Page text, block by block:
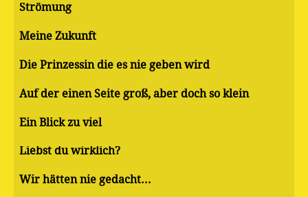
Strömung
Meine Zukunft
Die Prinzessin die es nie geben wird
Auf der einen Seite groß, aber doch so klein
Ein Blick zu viel
Liebst du wirklich?
Wir hätten nie gedacht...